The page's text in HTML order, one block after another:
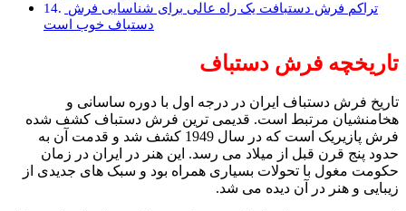
دستباف خوب است
تاریخچه فرش دستباف
تاریخ فرش دستباف ایران در درجه اول با دوره ساسانی و
هخامنشیان مرتبط است. قدیمی ترین فرش دستباف کشف شده
فرش پازیریک است که در سال 1949 کشف شد و قدمت آن به
حدود پنج قرن قبل از میلاد می رسد. این هنر در ایران در زمان
حکومت مغول با تحولات بسیاری همراه بود و سبک های جدیدی از
زیبایی و هنر در آن دیده می شد.